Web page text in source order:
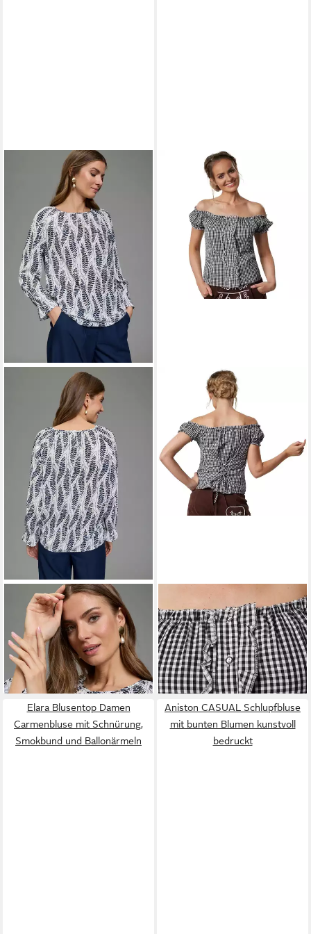
LAURA SCOTT
Schlupfbluse
im femininen Look, bedruckt
mit kleinen, goldfarbenen
Details
ab 14,39 € UVP49,99 €
-71%
DRESSFORFUN
Trachtenbluse Kurzärmelige
Dirndlbluse aus reiner
Baumwolle mit Carmen-
Ausschnitt (Landhausbluse
Stefferl, in schwarz/weiß)
Rüschen-Knopfleiste,
Rückenschnürung, elastische
Züge für guten Sitz
19,99 €
Elara Blusentop Damen
Carmenbluse mit Schnürung,
Smokbund und Ballonärmeln
Aniston CASUAL Schlupfbluse
mit bunten Blumen kunstvoll
bedruckt